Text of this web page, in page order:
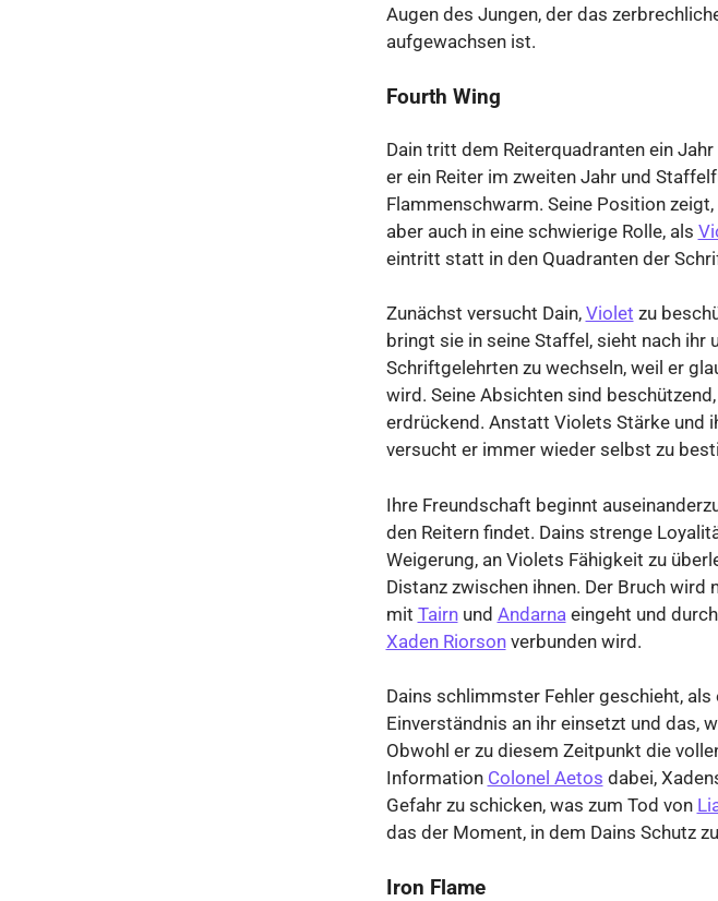
Augen des Jungen, der das
aufgewachsen ist.
Fourth Wing
Dain tritt dem Reiterquadranten ein Jahr
er ein Reiter im zweiten Jahr und
Flammenschwarm. Seine Position
aber auch in eine schwierige Rolle, als
eintritt statt in den Quadranten der
Zunächst versucht Dain, Violet zu
bringt sie in seine Staffel, sieht nach ihr
Schriftgelehrten zu wechseln, weil er
wird. Seine Absichten sind
erdrückend. Anstatt Violets Stärke und
versucht er immer wieder selbst zu
Ihre Freundschaft beginnt
den Reitern findet. Dains strenge
Weigerung, an Violets Fähigkeit zu
Distanz zwischen ihnen. Der Bruch wird
mit Tairnund Andarna eingeht und
Xaden Riorsonverbunden wird.
Dains schlimmster Fehler geschieht,
Einverständnis an ihr einsetzt und das,
Obwohl er zu diesem Zeitpunkt die
Information Colonel Aetos dabei,
Gefahr zu schicken, was zum Tod von
das der Moment, in dem Dains Schutz
Iron Flame